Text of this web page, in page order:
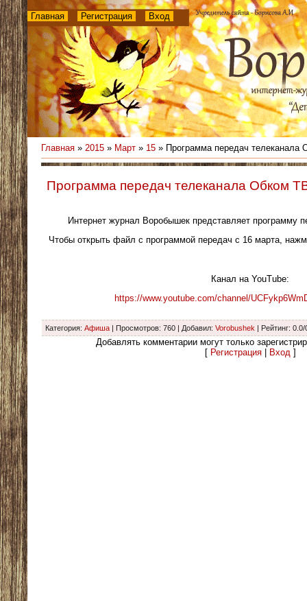
Главная Регистрация Вход
Главная » 2015 » Март » 15 » Программа передач телеканала
Программа передач телеканала Обком
Интернет журнал Воробышек представляет программу
Чтобы открыть файл с программой передач с 16 марта,
Канал на YouTube:
https://www.youtube.com/channel/
Категория: Афиша Просмотров: 760 | Добавил: Vorobushek Рейтинг: 0.0/
Добавлять комментарии могут только
[ Регистрация| Вход]